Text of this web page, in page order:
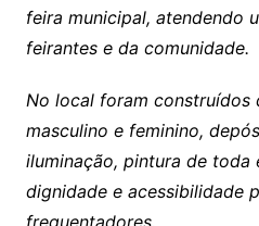
feira municipal, atendendo
feirantes e da comunidade.
No local foram construídos
masculino e feminino,
iluminação, pintura de toda
dignidade e acessibilidade